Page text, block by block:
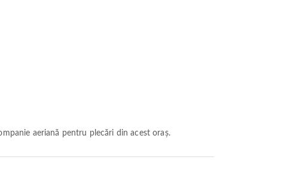
aeriană pentru plecări din acest oraș.